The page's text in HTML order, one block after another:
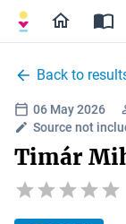
Back to
06 May 2026
Source not
Timár